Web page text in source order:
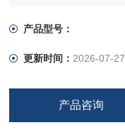
产品型号：
更新时间： 2026-07-27
产品咨询